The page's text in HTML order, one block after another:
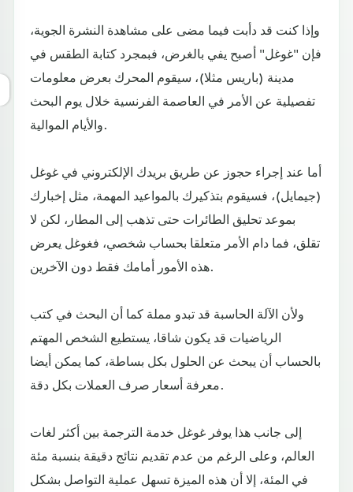
وإذا كنت قد دأبت فيما مضى على مشاهدة النشرة الجوية،
فإن "غوغل" أصبح يفي بالغرض، فبمجرد كتابة الطقس في
مدينة (باريس مثلا)، سيقوم المحرك بعرض معلومات
تفصيلية عن الأمر في العاصمة الفرنسية خلال يوم البحث
والأيام الموالية.
أما عند إجراء حجوز عن طريق بريدك الإلكتروني في غوغل
(جيمايل)، فسيقوم بتذكيرك بالمواعيد المهمة، مثل إخبارك
بموعد تحليق الطائرات حتى تذهب إلى المطار، لكن لا
تقلق، فما دام الأمر متعلقا بحساب شخصي، فغوغل يعرض
هذه الأمور أمامك فقط دون الآخرين.
ولأن الآلة الحاسبة قد تبدو مملة كما أن البحث في كتب
الرياضيات قد يكون شاقا، يستطيع الشخص المهتم
بالحساب أن يبحث عن الحلول بكل بساطة، كما يمكن أيضا
معرفة أسعار صرف العملات بكل دقة.
إلى جانب هذا يوفر غوغل خدمة الترجمة بين أكثر لغات
العالم، وعلى الرغم من عدم تقديم نتائج دقيقة بنسبة مئة
في المئة، إلا أن هذه الميزة تسهل عملية التواصل بشكل